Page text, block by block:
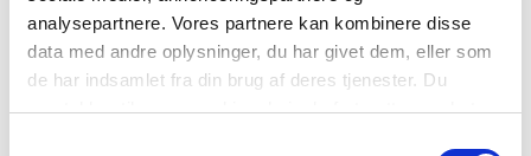
analysepartnere. Vores partnere kan kombinere disse
data med andre oplysninger, du har givet dem, eller som
de har indsamlet fra din brug af deres tjenester. Du
samtykker til vores cookies, hvis du fortsætter med at